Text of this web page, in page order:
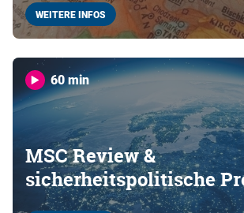
WEITERE INFOS
60 min
MSC Review &
sicherheitspolitische